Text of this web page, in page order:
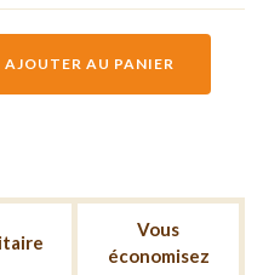
AJOUTER AU PANIER
Vous
économisez